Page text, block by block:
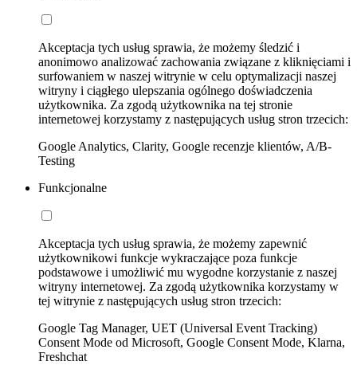
Akceptacja tych usług sprawia, że możemy śledzić i
anonimowo analizować zachowania związane z kliknięciami i
surfowaniem w naszej witrynie w celu optymalizacji naszej
witryny i ciągłego ulepszania ogólnego doświadczenia
użytkownika. Za zgodą użytkownika na tej stronie
internetowej korzystamy z następujących usług stron trzecich:
Google Analytics, Clarity, Google recenzje klientów, A/B-
Testing
Funkcjonalne
Akceptacja tych usług sprawia, że możemy zapewnić
użytkownikowi funkcje wykraczające poza funkcje
podstawowe i umożliwić mu wygodne korzystanie z naszej
witryny internetowej. Za zgodą użytkownika korzystamy w
tej witrynie z następujących usług stron trzecich:
Google Tag Manager, UET (Universal Event Tracking)
Consent Mode od Microsoft, Google Consent Mode, Klarna,
Freshchat